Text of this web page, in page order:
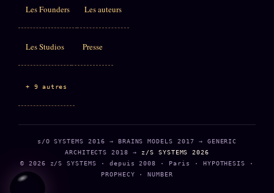
Les Founders Les auteurs
Les Studios Presse
+ 9 autres
s/O SYSTEMS 2016 → BRAINS MODELS 2017 → GENERIC
ARCHITECTS 2018 → z/S SYSTEMS 2026
© 2026 z/S SYSTEMS · depuis 2008 · Paris · HYPOTHESIS ·
PROPHECY · NUMBER